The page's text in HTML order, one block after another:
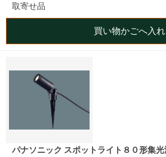
取寄せ品
買い物かごへ入
パナソニック スポットライト８０形集